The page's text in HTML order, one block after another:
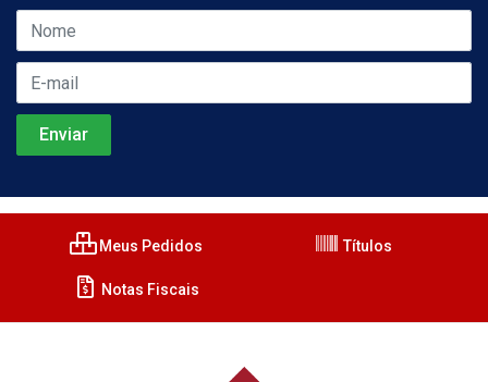
Meus Pedidos Títulos
Notas Fiscais